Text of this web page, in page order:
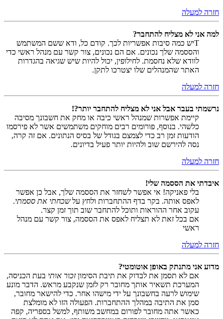
חזרה למעלה
למה אני לא מצליח להתחבר?
Tיש כמה סיבות אפשריות לכך. קודם כל, ודא ששם המשתמש
והססמה שלך נכונים. אם הם נכונים, צור קשר עם מנהל ראשי כדי
לוודא שלא נחסמת. לחילופין, יכול להיות שיש שגיאה בהגדרות
האתר שהמנהלים שלו יצטרכו לתקן.
חזרה למעלה
נרשמתי בעבר אבל אני לא מצליח להתחבר יותר?!
קיימת אפשרות שמנהל ראשי כיבה או מחק את חשבונך מסיבה
כלשהי. בנוסף, פורומים רבים מוחקים משתמשים אשר לא פירסמו
הודעות זמן רב כדי לצמצם בגודל של בסיס הנתונים. אם זה קרה,
נסה להירשם שוב ולהיות יותר פעיל בדיונים.
חזרה למעלה
איבדתי את הססמה שלי!
בלי פאניקה! אי אפשר לשחזר את הססמה שלך, אבל כן אפשר
לאפס אותה. בקר בדף ההתחברות ולחץ עלשכחתי את ססמתי.
עקוב אחר ההוראות ותוכל להתחבר שוב תוך זמן קצר.
אם בכל זאת לא תצליח לאפס את הססמה, צור קשר עם מנהל
ראשי
חזרה למעלה
מדוע אני מתנתק באופן אוטומטי?
אם לא תסמן את לבדוק את תיבת הסימוןזכור אותי בעת הכניסה,
המערכת תשאיר אותך מחובר רק לזמן שנקבע מראש. הדבר מונע
שימוש לרעה בחשבונך על ידי מישהו אחר. כדי להישאר מחובר,
סמן את התיבה במהלך ההתחברות. הפעולה הזו לא מומלצת
כאשר אתה מחובר לפורום במחשב משותף, למשל בספריה, קפה